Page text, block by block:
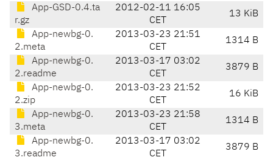
App-GSD-0.4.ta
r.gz
2012-02-11 16:05
CET
13 KiB
App-newbg-0.
2.meta
2013-03-23 21:51
CET
1314 B
App-newbg-0.
2.readme
2013-03-17 03:02
CET
3879 B
App-newbg-0.
2.zip
2013-03-23 21:52
CET
16 KiB
App-newbg-0.
3.meta
2013-03-23 21:58
CET
1314 B
App-newbg-0.
3.readme
2013-03-17 03:02
CET
3879 B